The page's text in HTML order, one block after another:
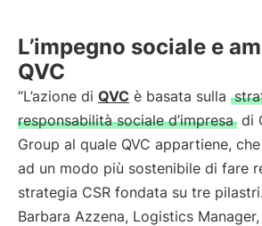
L’impegno sociale e
QVC
“L’azione di QVC è basata sulla
responsabilità sociale d’impresa di
Group al quale QVC appartiene,
ad un modo più sostenibile di fare
strategia CSR fondata su tre
Barbara Azzena, Logistics